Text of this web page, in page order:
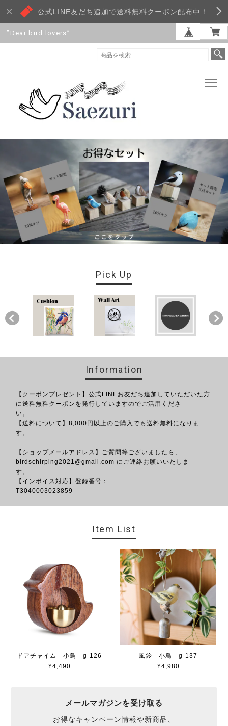
公式LINE友だち追加で送料無料クーポン配布中！
”Dear bird lovers”
Pick Up
Information
【クーポンプレゼント】公式LINEお友だち追加していただいた方
に送料無料クーポンを発行していますのでご活用くださ
い。
【送料について】8,000円以上のご購入でも送料無料になりま
す。
【ショップメールアドレス】ご質問等ございましたら、
birdschirping2021@gmail.com にご連絡お願いいたしま
す。
【インボイス対応】登録番号：
Item List
ドアチャイム 小鳥 g-126
¥4,490
風鈴 小鳥 g-137
¥4,980
メールマガジンを受け取る
お得なキャンペーン情報や新商品、